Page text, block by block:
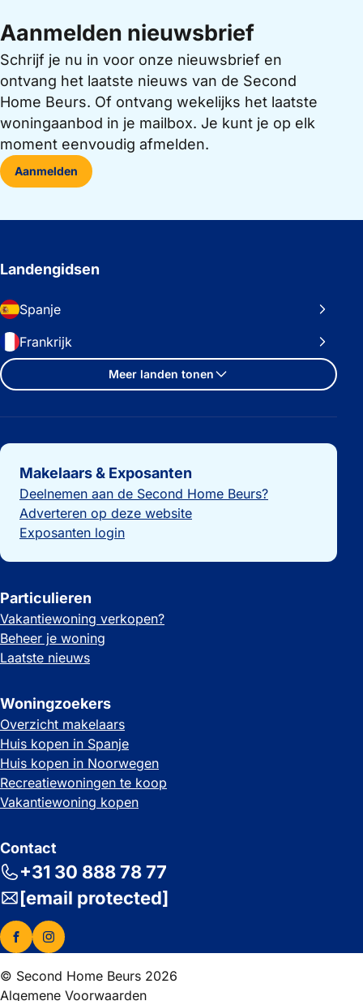
Aanmelden nieuwsbrief
Schrijf je nu in voor onze nieuwsbrief en
ontvang het laatste nieuws van de Second
Home Beurs. Of ontvang wekelijks het laatste
woningaanbod in je mailbox. Je kunt je op elk
moment eenvoudig afmelden.
Aanmelden
Landengidsen
Spanje
Frankrijk
Meer landen tonen
Belangrijke links
Makelaars & Exposanten
Deelnemen aan de Second Home Beurs?
Adverteren op deze website
Exposanten login
Particulieren
Vakantiewoning verkopen?
Beheer je woning
Laatste nieuws
Woningzoekers
Overzicht makelaars
Huis kopen in Spanje
Huis kopen in Noorwegen
Recreatiewoningen te koop
Vakantiewoning kopen
Contact
+31 30 888 78 77
[email protected]
© Second Home Beurs 2026
Algemene Voorwaarden